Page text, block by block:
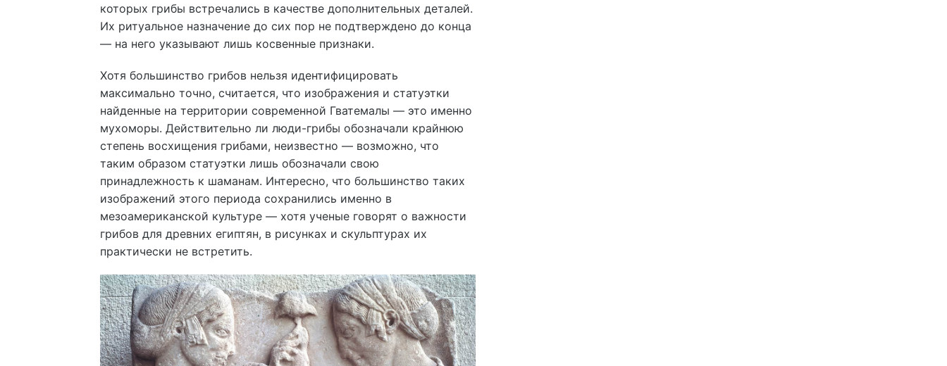
которых грибы встречались в качестве дополнительных деталей.
Их ритуальное назначение до сих пор не подтверждено до конца
— на него указывают лишь косвенные признаки.
Хотя большинство грибов нельзя идентифицировать
максимально точно, считается, что изображения и статуэтки
найденные на территории современной Гватемалы — это именно
мухоморы. Действительно ли люди-грибы обозначали крайнюю
степень восхищения грибами, неизвестно — возможно, что
таким образом статуэтки лишь обозначали свою
принадлежность к шаманам. Интересно, что большинство таких
изображений этого периода сохранились именно в
мезоамериканской культуре — хотя ученые говорят о важности
грибов для древних египтян, в рисунках и скульптурах их
практически не встретить.